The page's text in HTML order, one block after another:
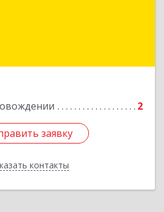
2
заявку
контакты
заявку
Назад